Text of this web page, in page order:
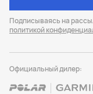
Подписываясь на
политикой
Официальный дилер: